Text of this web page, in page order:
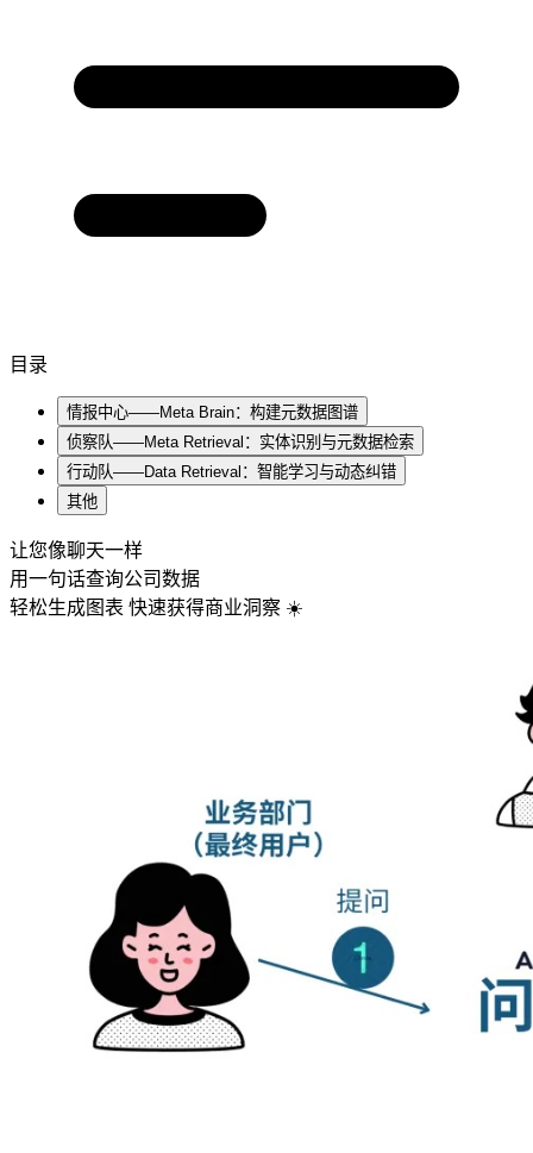
目录
情报中心——Meta Brain：构建元数据图谱
侦察队——Meta Retrieval：实体识别与元数据检索
行动队——Data Retrieval：智能学习与动态纠错
其他
让您像聊天一样
用一句话查询公司数据
轻松生成图表 快速获得商业洞察 ☀️